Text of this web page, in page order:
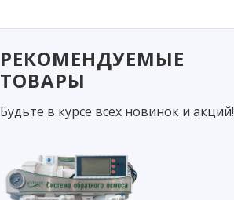
РЕКОМЕНДУЕМЫЕ
ТОВАРЫ
Будьте в курсе всех новинок и акций!